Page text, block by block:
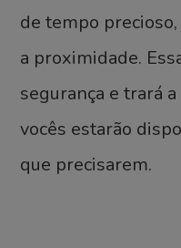
de tempo
a proximidade.
segurança e trará
vocês estarão
que precisarem.